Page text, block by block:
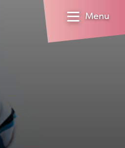
Menu